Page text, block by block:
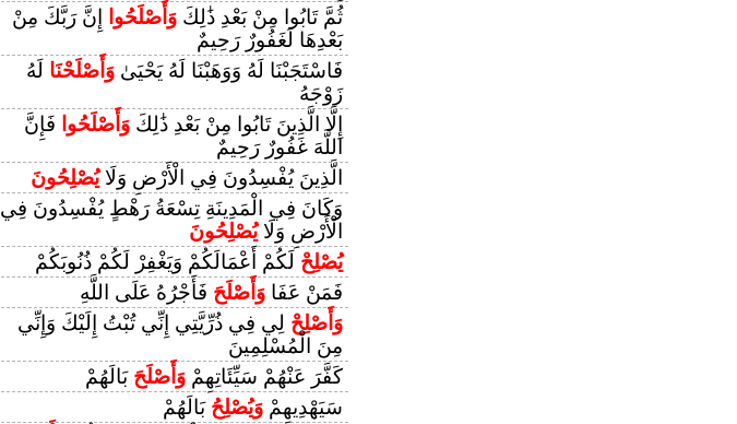
ثُمَّ تَابُوا مِنْ بَعْدِ ذَٰلِكَ وَأَصْلَحُوا
إِنَّ رَبَّكَ مِنْ
بَعْدِهَا لَغَفُورٌ رَحِيمٌ
فَاسْتَجَبْنَا لَهُ وَوَهَبْنَا لَهُ يَحْيَىٰ وَأَصْلَحْنَا لَهُ
زَوْجَهُ
إِلَّا الَّذِينَ تَابُوا مِنْ بَعْدِ ذَٰلِكَ وَأَصْلَحُوا فَإِنَّ
اللَّهَ غَفُورٌ رَحِيمٌ
الَّذِينَ يُفْسِدُونَ فِي الْأَرْضِ وَلَايُصْلِحُونَ
وَكَانَ فِي الْمَدِينَةِ تِسْعَةُ رَهْطٍ يُفْسِدُونَ فِي
الْأَرْضِ وَلَايُصْلِحُونَ
يُصْلِحْ لَكُمْ أَعْمَالَكُمْ وَيَغْفِرْ لَكُمْ ذُنُوبَكُمْ
فَمَنْ عَفَا وَأَصْلَحَ فَأَجْرُهُ عَلَى اللَّهِ
وَأَصْلِحْ لِي فِي ذُرِّيَّتِي إِنِّي تُبْتُ إِلَيْكَ وَإِنِّي
مِنَ الْمُسْلِمِينَ
كَفَّرَ عَنْهُمْ سَيِّئَاتِهِمْ وَأَصْلَحَ بَالَهُمْ
سَيَهْدِيهِمْ وَيُصْلِحُ بَالَهُمْ